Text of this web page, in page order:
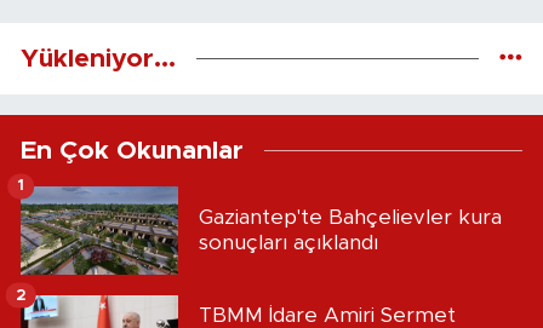
Yükleniyor...
En Çok Okunanlar
Gaziantep'te Bahçelievler kura
sonuçları açıklandı
1
TBMM İdare Amiri Sermet
2